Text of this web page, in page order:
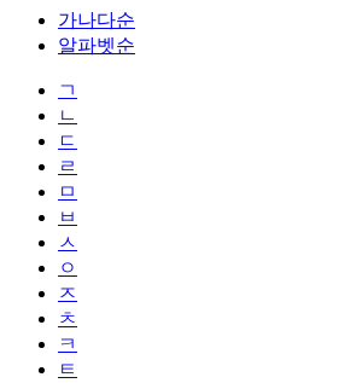
가나다순
알파벳순
ㄱ
ㄴ
ㄷ
ㄹ
ㅁ
ㅂ
ㅅ
ㅇ
ㅈ
ㅊ
ㅋ
ㅌ